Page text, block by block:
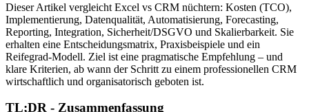
Dieser Artikel vergleicht Excel vs CRM nüchtern: Kosten (TCO),
Implementierung, Datenqualität, Automatisierung, Forecasting,
Reporting, Integration, Sicherheit/DSGVO und Skalierbarkeit. Sie
erhalten eine Entscheidungsmatrix, Praxisbeispiele und ein
Reifegrad-Modell. Ziel ist eine pragmatische Empfehlung – und
klare Kriterien, ab wann der Schritt zu einem professionellen CRM
wirtschaftlich und organisatorisch geboten ist.
TL;DR - Zusammenfassung